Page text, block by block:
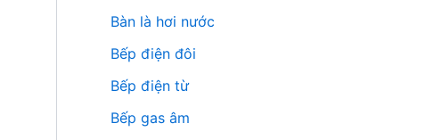
Bàn là hơi nước
Bếp điện đôi
Bếp điện từ
Bếp gas âm